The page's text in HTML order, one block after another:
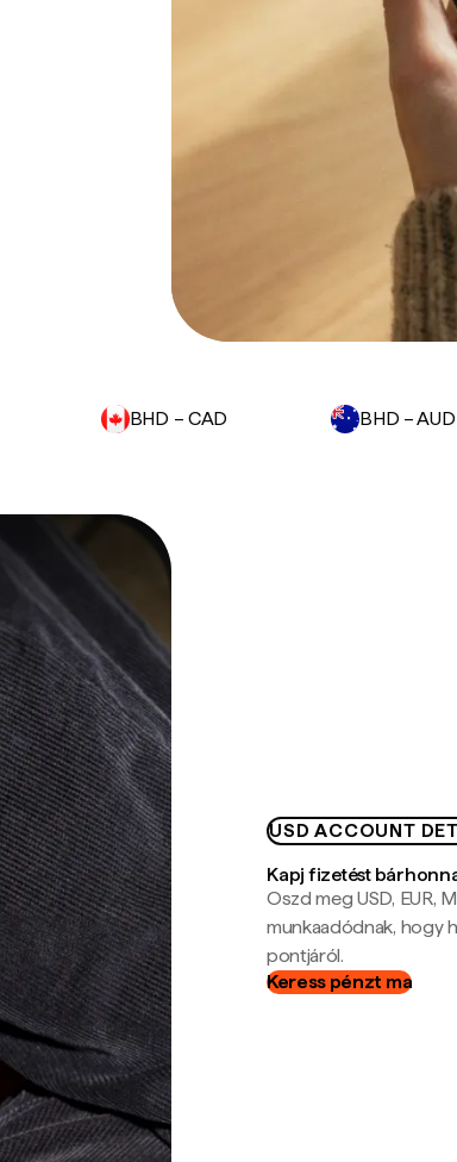
BHD – CAD BHD – AUD
USD ACCOUNT
Kapj fizetést
Oszd meg USD, EUR,
munkaadódnak, hogy
pontjáról.
Keress pénzt ma